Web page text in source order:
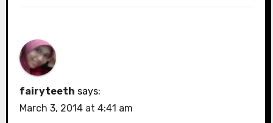
fairyteeth says:
March 3, 2014 at 4:41 am